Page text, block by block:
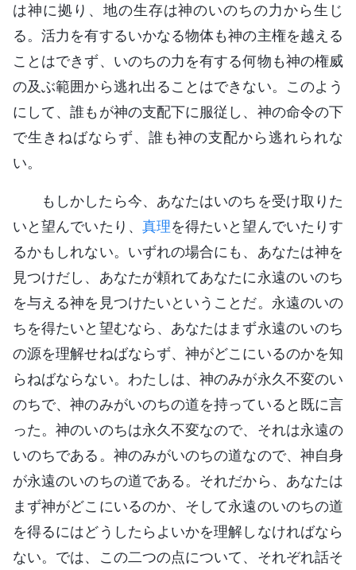
は神に拠り、地の生存は神のいのちの力から生じ
る。活力を有するいかなる物体も神の主権を越える
ことはできず、いのちの力を有する何物も神の権威
の及ぶ範囲から逃れ出ることはできない。このよう
にして、誰もが神の支配下に服従し、神の命令の下
で生きねばならず、誰も神の支配から逃れられな
い。
もしかしたら今、あなたはいのちを受け取りた
いと望んでいたり、 真理を得たいと望んでいたりす
るかもしれない。いずれの場合にも、あなたは神を
見つけだし、あなたが頼れてあなたに永遠のいのち
を与える神を見つけたいということだ。永遠のいの
ちを得たいと望むなら、あなたはまず永遠のいのち
の源を理解せねばならず、神がどこにいるのかを知
らねばならない。わたしは、神のみが永久不変のい
のちで、神のみがいのちの道を持っていると既に言
った。神のいのちは永久不変なので、それは永遠の
いのちである。神のみがいのちの道なので、神自身
が永遠のいのちの道である。それだから、あなたは
まず神がどこにいるのか、そして永遠のいのちの道
を得るにはどうしたらよいかを理解しなければなら
ない。では、この二つの点について、それぞれ話そ